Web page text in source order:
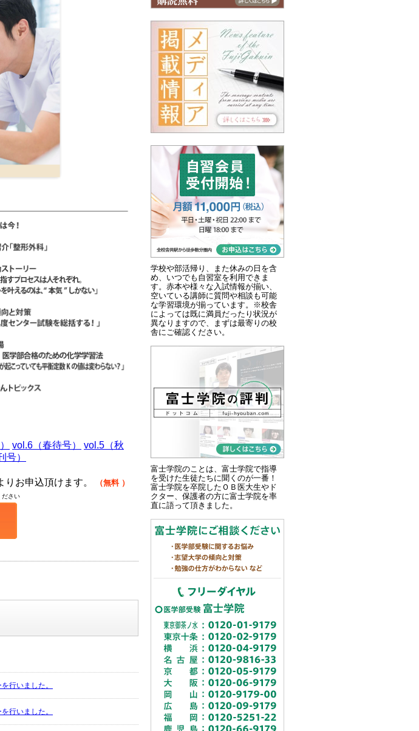
vol.6（春待号）
vol.5（秋
号）
お申込頂けます。 （無料 ）
ださい
行いました。
行いました。
学校や部活帰り、また休みの日を含
め、いつでも自習室を利用できま
す。赤本や様々な入試情報が揃い、
空いている講師に質問や相談も可能
な学習環境が揃っています。※校舎
によっては既に満員だったり状況が
異なりますので、まずは最寄りの校
舎にご確認ください。
富士学院のことは、富士学院で指導
を受けた生徒たちに聞くのが一番！
富士学院を卒院したＯＢ医大生やド
クター、保護者の方に富士学院を率
直に語って頂きました。